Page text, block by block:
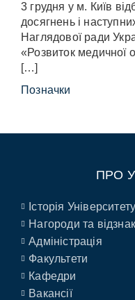
3 грудня у м. Київ
досягнень і
Наглядової ради
«Розвиток медичної
[…]
Позначки
ПРО
Історія Університету
Нагороди та
Адміністрація
Факультети
Кафедри
Вакансії